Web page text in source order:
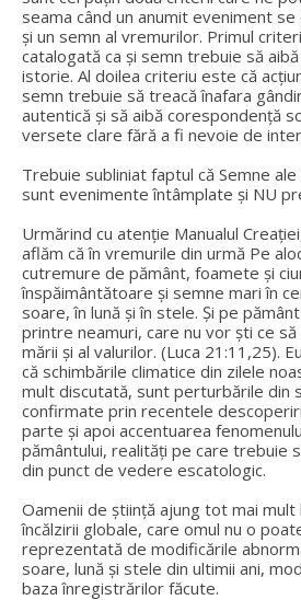
seama când un anumit eveniment se
și un semn al vremurilor. Primul
catalogată ca și semn trebuie să
istorie. Al doilea criteriu este că
semn trebuie să treacă înafara
autentică și să aibă corespondență
versete clare fără a fi nevoie de
Trebuie subliniat faptul că Semne
sunt evenimente întâmplate și NU
Urmărind cu atenție Manualul
aflăm că în vremurile din urmă Pe
cutremure de pământ, foamete și
înspăimântătoare și semne mari în
soare, în lună și în stele. Și pe
printre neamuri, care nu vor ști ce să
mării și al valurilor. (Luca 21:11,25).
că schimbările climatice din zilele
mult discutată, sunt perturbările din
confirmate prin recentele
parte și apoi accentuarea
pământului, realități pe care trebuie
din punct de vedere escatologic.
Oamenii de știință ajung tot mai mult
încălzirii globale, care omul nu o
reprezentată de modificările
soare, lună și stele din ultimii ani,
baza înregistrărilor făcute.